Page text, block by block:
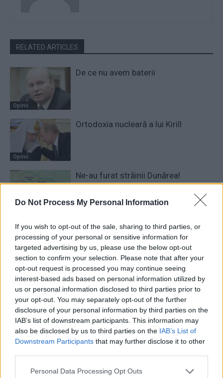
Do Not Process My Personal Information
If you wish to opt-out of the sale, sharing to third parties, or
processing of your personal or sensitive information for
targeted advertising by us, please use the below opt-out
section to confirm your selection. Please note that after your
opt-out request is processed you may continue seeing
interest-based ads based on personal information utilized by
us or personal information disclosed to third parties prior to
your opt-out. You may separately opt-out of the further
disclosure of your personal information by third parties on the
IAB’s list of downstream participants. This information may
also be disclosed by us to third parties on the IAB’s List of
Downstream Participants that may further disclose it to other
Personal Data Processing Opt Outs
RELATED ARTICLES
Opinii
De ce nu avem baterii
Opinii
Ortodoxia nucleară a lui Kirill
Ne-au furat străinii Dunărea!
16 COMENTARII
Mihail Arhanghelul miercuri, 7 mai 2025 La 13.22
Nicușor Dan președinte
Răspundeți
Trebuie miercuri, 7 mai 2025 La 15.50
sa iasa poporul sa voteze. Fanii lui simion sunt
irecuperabili!